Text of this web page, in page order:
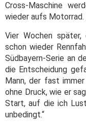
Cross-Maschine
wieder aufs
Vier Wochen
schon wieder
Südbayern-Serie an
die Entscheidung
Mann, der fast
ohne Druck, wie er
Start, auf die ich
unbedingt.“